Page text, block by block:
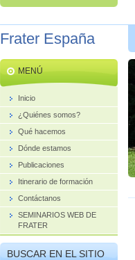
Frater España
MENÚ
Inicio
¿Quiénes somos?
Qué hacemos
Dónde estamos
Publicaciones
Itinerario de formación
Contáctanos
SEMINARIOS WEB DE
FRATER
BUSCAR EN EL SITIO